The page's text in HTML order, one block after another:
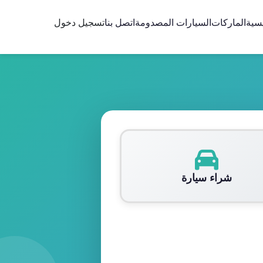
الماركات السيارات المصدومة اتصل بناتسجيل دخول
شراء سيارة